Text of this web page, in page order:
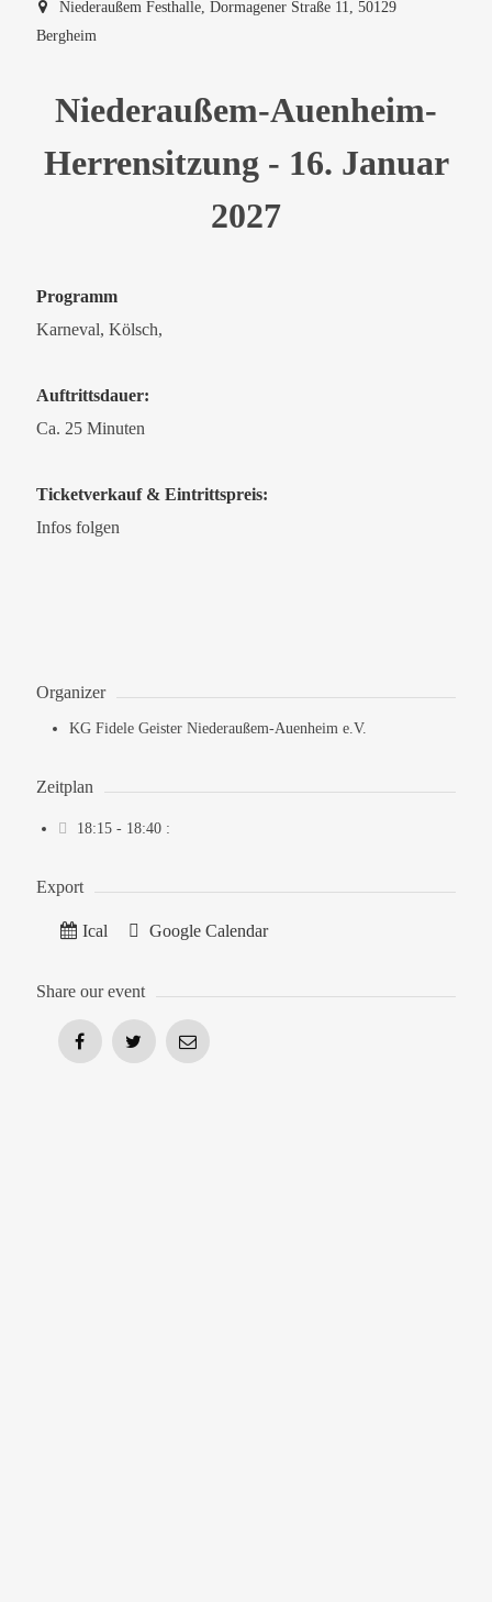
Niederaußem Festhalle, Dormagener Straße 11, 50129
Bergheim
Niederaußem-Auenheim-
Herrensitzung - 16. Januar
2027
Programm
Karneval, Kölsch,
Auftrittsdauer:
Ca. 25 Minuten
Ticketverkauf & Eintrittspreis:
Infos folgen
Organizer
KG Fidele Geister Niederaußem-Auenheim e.V.
Zeitplan
18:15 - 18:40:
Export
Ical Google Calendar
Share our event